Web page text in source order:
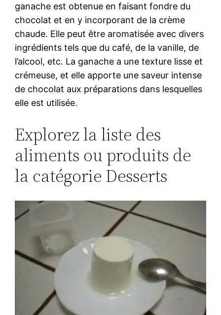
ganache est obtenue en faisant fondre du
chocolat et en y incorporant de la crème
chaude. Elle peut être aromatisée avec divers
ingrédients tels que du café, de la vanille, de
l’alcool, etc. La ganache a une texture lisse et
crémeuse, et elle apporte une saveur intense
de chocolat aux préparations dans lesquelles
elle est utilisée.
Explorez la liste des
aliments ou produits de
la catégorie Desserts